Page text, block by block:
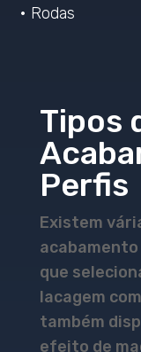
• Rodas
Tipos
Perfis
Existem
que
lacagem
também
efeito de